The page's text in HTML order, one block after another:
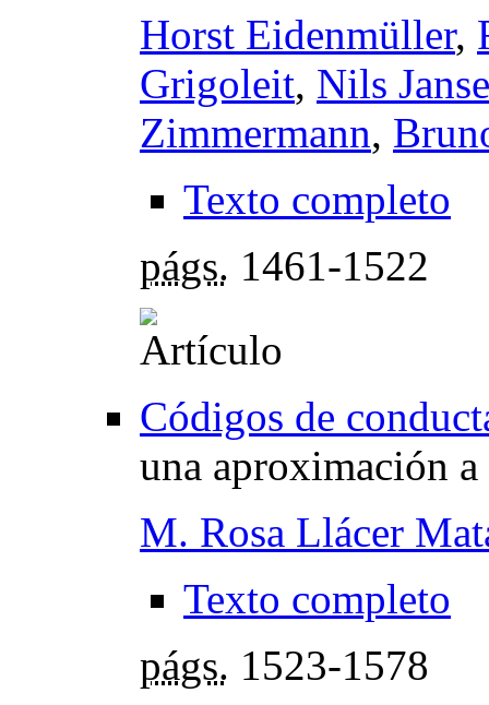
Horst Eidenmüller,
Grigoleit, Nils
Zimmermann,
Texto completo
págs. 1461-1522
Códigos de
una aproximación
M. Rosa Llácer
Texto completo
págs. 1523-1578